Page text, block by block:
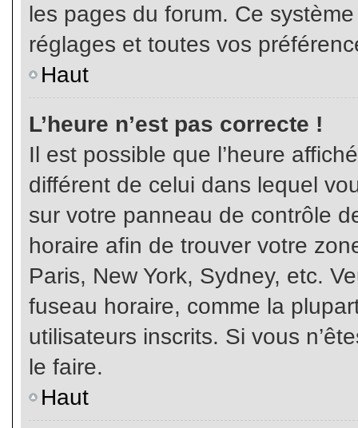
les pages du forum. Ce
réglages et toutes vos
Haut
L’heure n’est pas correcte !
Il est possible que l’heure
différent de celui dans lequel
sur votre panneau de contrôle
horaire afin de trouver votre
Paris, New York, Sydney, etc.
fuseau horaire, comme la
utilisateurs inscrits. Si vous
le faire.
Haut